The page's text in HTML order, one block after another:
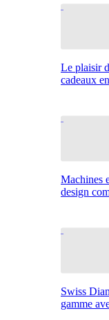
Le plaisir
cadeaux
Machines
design
Swiss
gamme